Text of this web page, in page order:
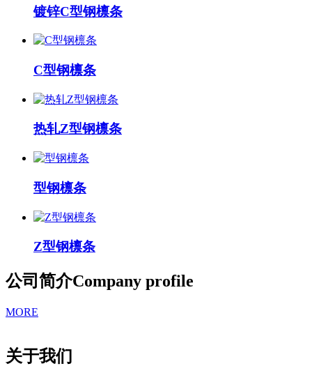
镀锌C型钢檩条
C型钢檩条
热轧Z型钢檩条
型钢檩条
Z型钢檩条
公司简介Company profile
MORE
关于我们